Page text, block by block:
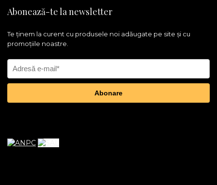
Abonează-te la newsletter
Te ținem la curent cu produsele noi adăugate pe site și cu
promoțiile noastre.